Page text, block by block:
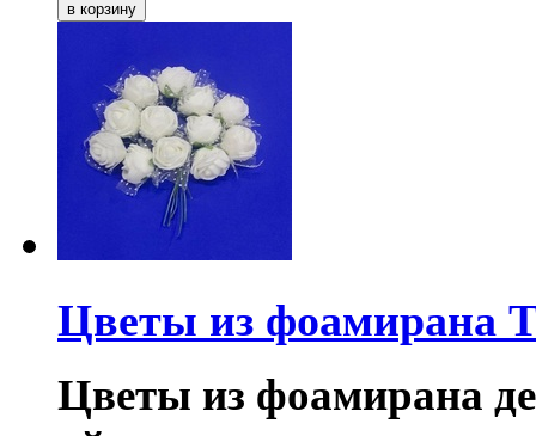
Цветы из фоамирана
Цветы из фоамирана